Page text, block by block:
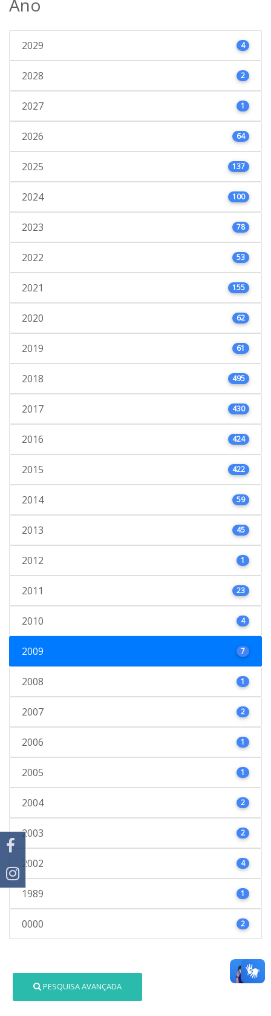
Ano
2029 4
2028 2
2027 1
2026 64
2025 137
2024 100
2023 78
2022 53
2021 155
2020 62
2019 61
2018 495
2017 430
2016 424
2015 422
2014 59
2013 45
2012 1
2011 23
2010 4
2009 7
2008 1
2007 2
2006 1
2005 1
2004 2
2003 2
2002 4
1989 1
0000 2
PESQUISA AVANÇADA